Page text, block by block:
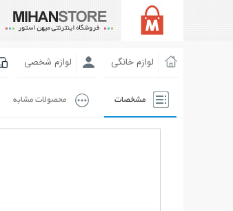
لوازم خانگی لوازم شخصی
مشخصات محصولات مشابه